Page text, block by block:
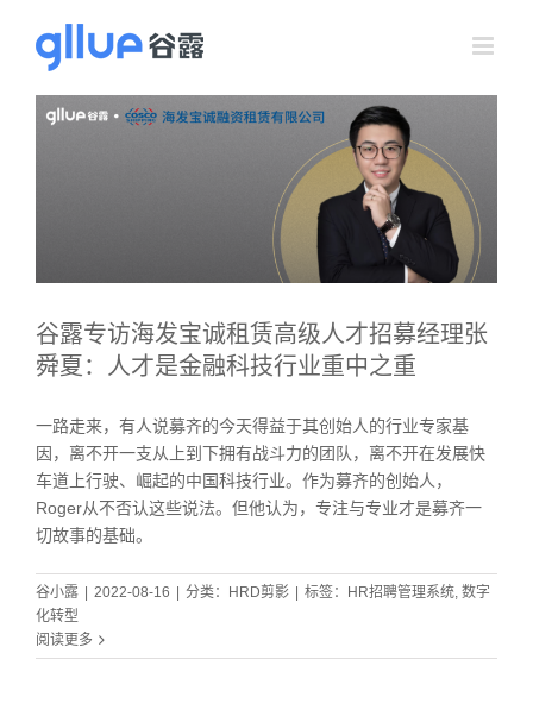
谷露专访海发宝诚租赁高级人才招募经理张
舜夏：人才是金融科技行业重中之重
一路走来，有人说募齐的今天得益于其创始人的行业专家基
因，离不开一支从上到下拥有战斗力的团队，离不开在发展快
车道上行驶、崛起的中国科技行业。作为募齐的创始人，
Roger从不否认这些说法。但他认为，专注与专业才是募齐一
切故事的基础。
谷小露 | 2022-08-16 | 分类： HRD剪影 | 标签： HR招聘管理系统 数字
化转型
阅读更多